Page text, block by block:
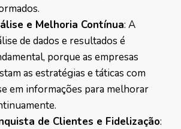
e Melhoria Contínua: A
de dados e resultados é
porque as empresas
as estratégias e táticas com
em informações para melhorar
de Clientes e Fidelização: